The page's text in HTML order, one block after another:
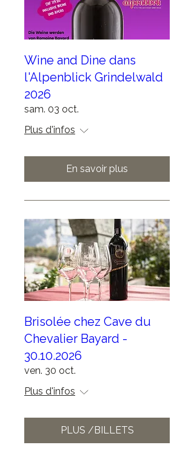
Wine and Dine dans
l'Alpenblick Grindelwald
2026
sam. 03 oct.
Plus d'infos
En savoir plus
Brisolée chez Cave du
Chevalier Bayard -
30.10.2026
ven. 30 oct.
Plus d'infos
PLUS /BILLETS